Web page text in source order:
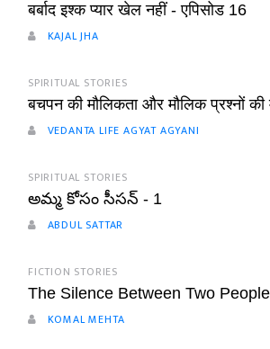
बर्बाद इश्क प्यार खेल नहीं - एपिसोड 16
KAJAL JHA
SPIRITUAL STORIES
बचपन की मौलिकता और मौलिक प्रश्नों की
VEDANTA LIFE AGYAT AGYANI
SPIRITUAL STORIES
అమ్మ కోసం సీసన్ - 1
ABDUL SATTAR
FICTION STORIES
The Silence Between Two
KOMAL MEHTA